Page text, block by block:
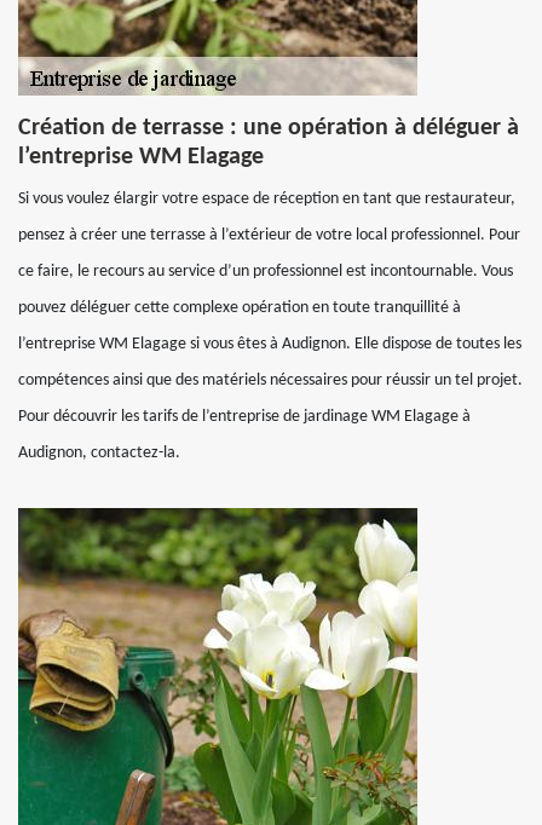
Création de terrasse : une opération à déléguer à
l’entreprise WM Elagage
Si vous voulez élargir votre espace de réception en tant que restaurateur,
pensez à créer une terrasse à l’extérieur de votre local professionnel. Pour
ce faire, le recours au service d’un professionnel est incontournable. Vous
pouvez déléguer cette complexe opération en toute tranquillité à
l’entreprise WM Elagage si vous êtes à Audignon. Elle dispose de toutes les
compétences ainsi que des matériels nécessaires pour réussir un tel projet.
Pour découvrir les tarifs de l’entreprise de jardinage WM Elagage à
Audignon, contactez-la.